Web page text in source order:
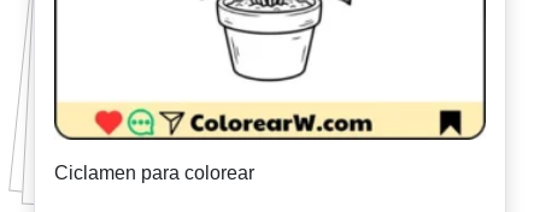
Ciclamen para colorear